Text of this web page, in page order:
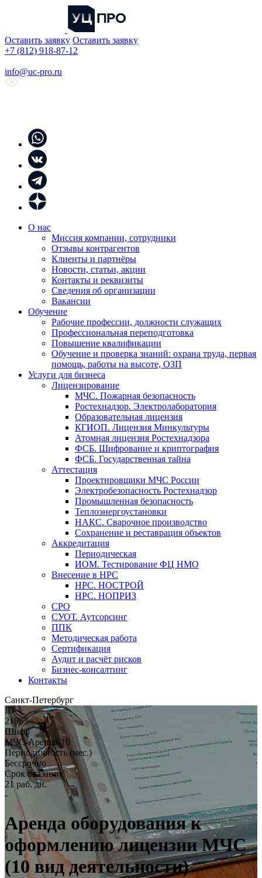
Оставить заявку Оставить заявку
+7 (812) 918-87-12
info@uc-pro.ru
О нас
Миссия компании, сотрудники
Отзывы контрагентов
Клиенты и партнёры
Новости, статьи, акции
Контакты и реквизиты
Сведения об организации
Вакансии
Обучение
Рабочие профессии, должности служащих
Профессиональная переподготовка
Повышение квалификации
Обучение и проверка знаний: охрана труда, первая
помощь, работы на высоте, ОЗП
Услуги для бизнеса
Лицензирование
МЧС. Пожарная безопасность
Ростехнадзор. Электролаборатория
Образовательная лицензия
КГИОП. Лицензия Минкультуры
Атомная лицензия Ростехнадзора
ФСБ. Шифрование и криптография
ФСБ. Государственная тайна
Аттестация
Проектировщики МЧС России
Электробезопасность Ростехнадзор
Промышленная безопасность
Теплоэнергоустановки
НАКС. Сварочное производство
Сохранение и реставрация объектов
Аккредитация
Периодическая
ИОМ. Тестирование ФЦ НМО
Внесение в НРС
НРС. НОСТРОЙ
НРС. НОПРИЗ
СРО
СУОТ. Аутсорсинг
ППК
Методическая работа
Сертификация
Аудит и расчёт рисков
Бизнес-консалтинг
Контакты
Санкт-Петербург
ID
21963
Шифр
МЧС-Аренда-10
Периодичность (мес.)
Бессрочно
Срок оказания
21 раб. дн.
-
Аренда оборудования к
оформлению лицензии МЧС
(10 вид деятельности)